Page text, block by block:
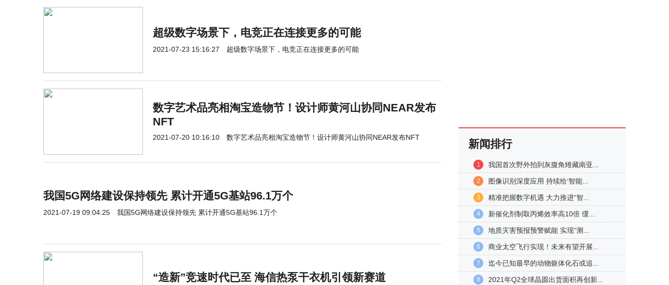
超级数字场景下，电竞正在连接更多的可能
2021-07-23 15:16:27 超级数字场景下，电竞正在连接更多的可能
数字艺术品亮相淘宝造物节！设计师黄河山协同NEAR发布
NFT
2021-07-20 10:16:10 数字艺术品亮相淘宝造物节！设计师黄河山协同NEAR发布NFT
我国5G网络建设保持领先 累计开通5G基站96.1万个
2021-07-19 09:04:25 我国5G网络建设保持领先 累计开通5G基站96.1万个
“造新”竞速时代已至 海信热泵干衣机引领新赛道
新闻排行
1 我国首次野外拍到灰腹角雉藏南亚...
2 图像识别深度应用 持续给‘智能...
3 精准把握数字机遇 大力推进“智...
4 新催化剂制取丙烯效率高10倍 缓...
5 地质灾害预报预警赋能 实现“测...
6 商业太空飞行实现！未来有望开展...
7 迄今已知最早的动物躯体化石或追...
8 2021年Q2全球晶圆出货面积再创新...